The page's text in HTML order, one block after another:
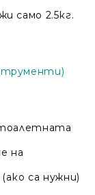
само 2.5кг.
на
са нужни)